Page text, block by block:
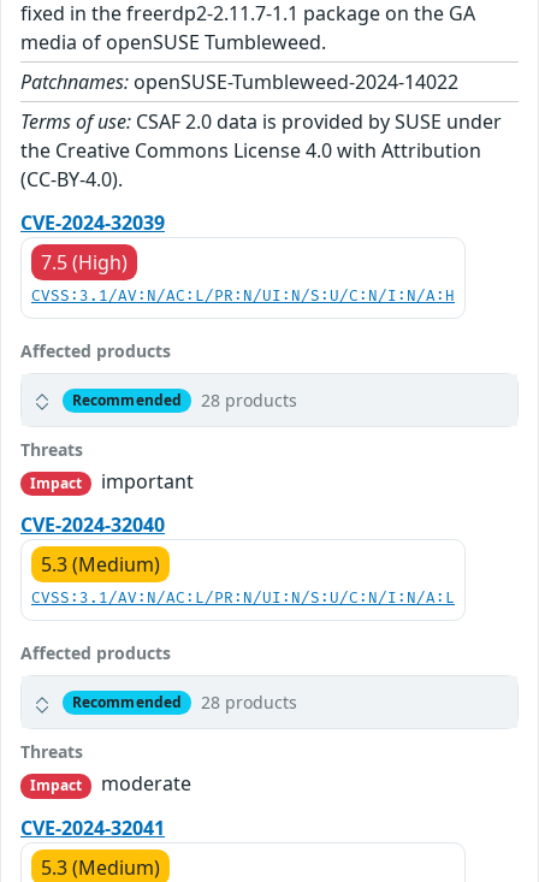
fixed in the freerdp2-2.11.7-1.1 package on the GA
media of openSUSE Tumbleweed.
Patchnames: openSUSE-Tumbleweed-2024-14022
Terms of use: CSAF 2.0 data is provided by SUSE under
the Creative Commons License 4.0 with Attribution
(CC-BY-4.0).
CVE-2024-32039
7.5 (High)
CVSS:3.1/AV:N/AC:L/PR:N/UI:N/S:U/C:N/I:N/A:H
Affected products
Recommended 28 products
Threats
Impact
important
CVE-2024-32040
5.3 (Medium)
CVSS:3.1/AV:N/AC:L/PR:N/UI:N/S:U/C:N/I:N/A:L
Affected products
Recommended 28 products
Threats
Impact
moderate
CVE-2024-32041
5.3 (Medium)